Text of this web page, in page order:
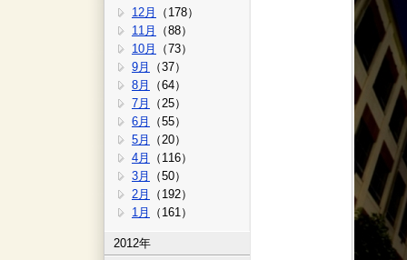
12月
（178）
11月
（88）
10月
（73）
9月
（37）
8月
（64）
7月
（25）
6月
（55）
5月
（20）
4月
（116）
3月
（50）
2月
（192）
1月
（161）
2012年